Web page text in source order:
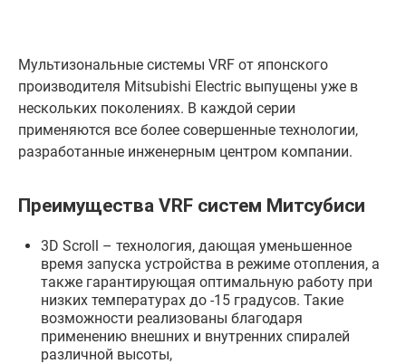
Мультизональные системы VRF от японского
производителя Mitsubishi Electric выпущены уже в
нескольких поколениях. В каждой серии
применяются все более совершенные технологии,
разработанные инженерным центром компании.
Преимущества VRF систем Митсубиси
3D Scroll – технология, дающая уменьшенное
время запуска устройства в режиме отопления, а
также гарантирующая оптимальную работу при
низких температурах до -15 градусов. Такие
возможности реализованы благодаря
применению внешних и внутренних спиралей
различной высоты,